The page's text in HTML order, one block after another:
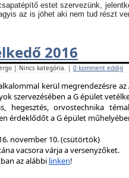
estet szervezünk,
az is jöhet aki nem tud részt
2016
| Nincs kategória. | 0 komment eddig
kerül megrendezésre az
szervezésében a G épület
hegesztés, orvostechnika
érdeklődőt a G épület
november 10. (csütörtök)
vacsora várja a versenyzőket.
az alábbi linken!